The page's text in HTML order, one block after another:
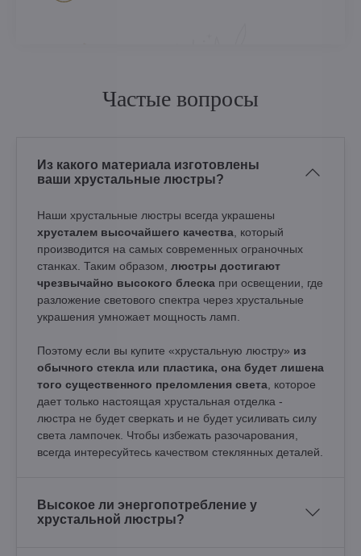
Частые вопросы
Из какого материала изготовлены
ваши хрустальные люстры?
Наши хрустальные люстры всегда украшены
хрусталем высочайшего качества, который
производится на самых современных ограночных
станках. Таким образом, люстры достигают
чрезвычайно высокого блеска при освещении, где
разложение светового спектра через хрустальные
украшения умножает мощность ламп.
Поэтому если вы купите «хрустальную люстру» из
обычного стекла или пластика, она будет лишена
того существенного преломления света, которое
дает только настоящая хрустальная отделка -
люстра не будет сверкать и не будет усиливать силу
света лампочек. Чтобы избежать разочарования,
всегда интересуйтесь качеством стеклянных деталей.
Высокое ли энергопотребление у
хрустальной люстры?